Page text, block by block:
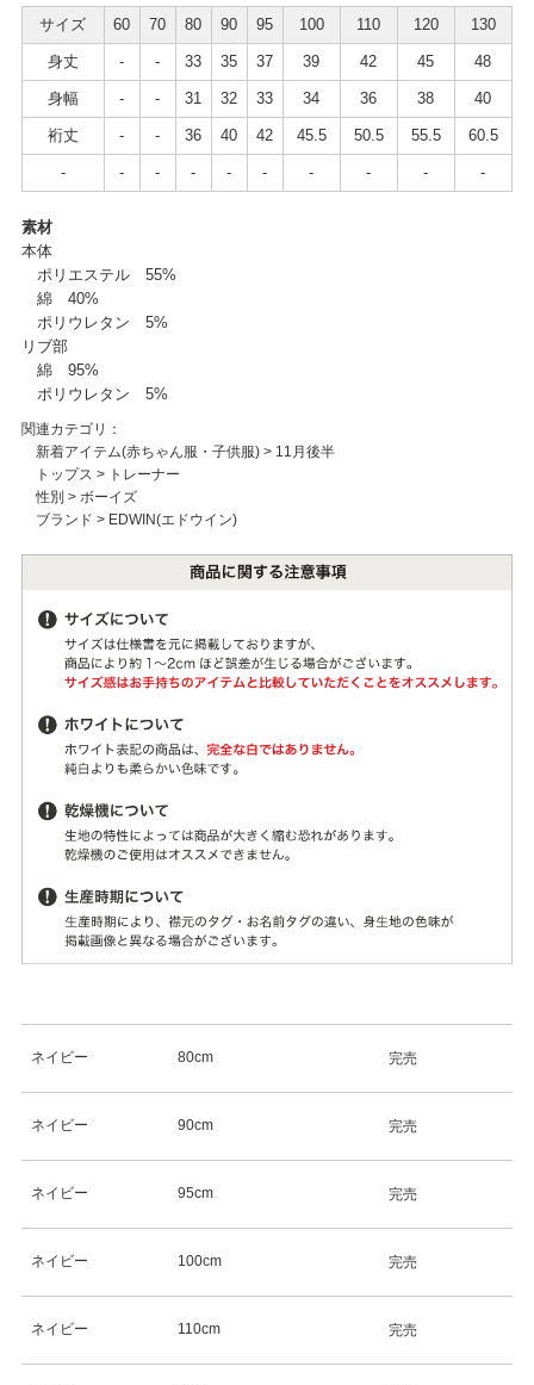
サイズ 60 70 80 90 95 100 110 120 130
身丈 - - 33 35 37 39 42 45 48
身幅 - - 31 32 33 34 36 38 40
裄丈 - - 36 40 42 45.5 50.5 55.5 60.5
- - - - - - - - - -
素材
本体
ポリエステル 55%
綿 40%
ポリウレタン 5%
リブ部
綿 95%
ポリウレタン 5%
関連カテゴリ：
新着アイテム(赤ちゃん服・子供服)> 11月後半
トップス > トレーナー
性別 > ボーイズ
ブランド > EDWIN(エドウイン)
ネイビー 80cm 完売
ネイビー 90cm 完売
ネイビー 95cm 完売
ネイビー 100cm 完売
ネイビー 110cm 完売